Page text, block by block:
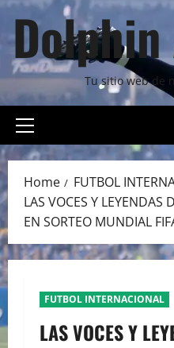
Tu sitio web de
Primary
Menu
Home
FUTBOL
LAS VOCES Y LEYENDAS
EN SORTEO MUNDIAL
FUTBOL INTERNACIONAL
LAS VOCES Y